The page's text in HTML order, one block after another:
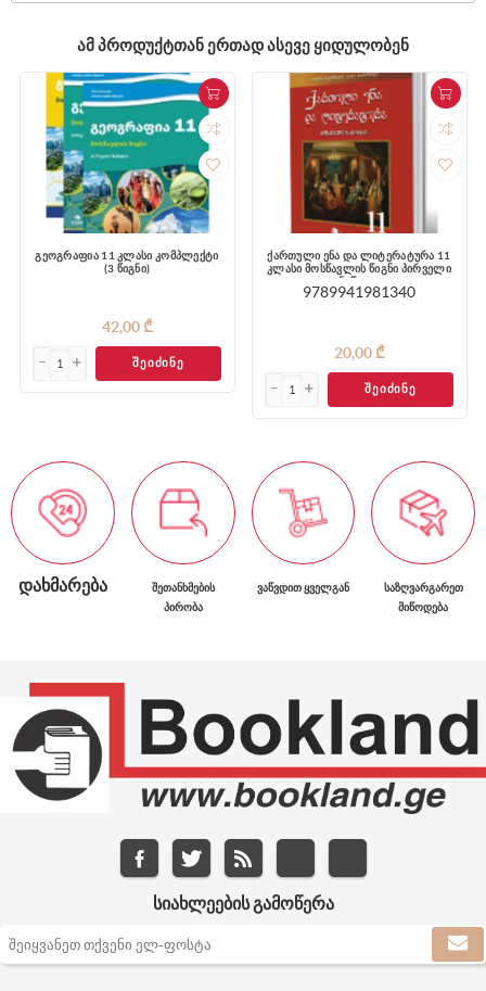
ᲐᲛ ᲞᲠᲝᲓᲣᲥᲢᲗᲐᲜ ᲔᲠᲗᲐᲓ ᲐᲡᲔᲕᲔ ᲧᲘᲓᲣᲚᲝᲑᲔᲜ
გეოგრაფია 11 კლასი კომპლექტი
(3 წიგნი)
42,00 ₾
ᲨᲔᲘᲫᲘᲜᲔ
ქართული ენა და ლიტერატურა 11
კლასი მოსწავლის წიგნი პირველი
ნაწილი
9789941981340
20,00 ₾
ᲨᲔᲘᲫᲘᲜᲔ
ᲓᲐᲮᲛᲐᲠᲔᲑᲐ
ᲨᲔᲗᲐᲜᲮᲛᲔᲑᲘᲡ
ᲞᲘᲠᲝᲑᲐ
ᲕᲐᲬᲕᲓᲘᲗ ᲧᲕᲔᲚᲒᲐᲜ
ᲡᲐᲖᲦᲕᲐᲠᲒᲐᲠᲔᲗ
ᲛᲘᲬᲝᲓᲔᲑᲐ
ᲡᲘᲐᲮᲚᲔᲔᲑᲘᲡ ᲒᲐᲛᲝᲬᲔᲠᲐ